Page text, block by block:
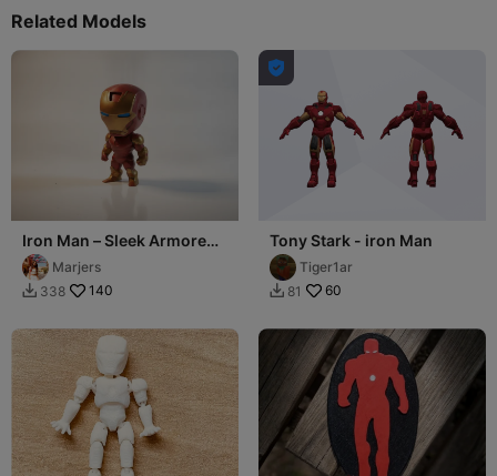
Related Models
Iron Man – Sleek Armored
Avenger
Marjers
 338 140

Tony Stark - iron Man
Tiger1ar
 81 60